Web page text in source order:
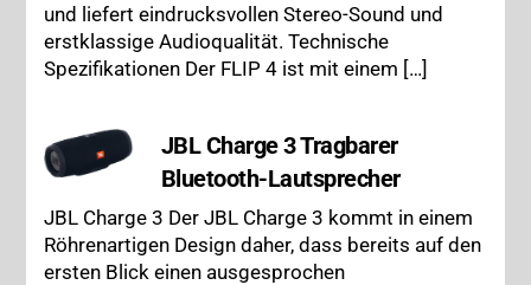
und liefert eindrucksvollen Stereo-Sound und
erstklassige Audioqualität. Technische
Spezifikationen Der FLIP 4 ist mit einem […]
JBL Charge 3 Tragbarer
Bluetooth-Lautsprecher
JBL Charge 3 Der JBL Charge 3 kommt in einem
Röhrenartigen Design daher, dass bereits auf den
ersten Blick einen ausgesprochen